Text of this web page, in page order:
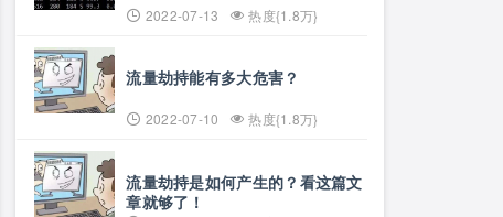
2022-07-13 热度{1.8万}
流量劫持能有多大危害？
2022-07-10 热度{1.8万}
流量劫持是如何产生的？看这篇文
章就够了！